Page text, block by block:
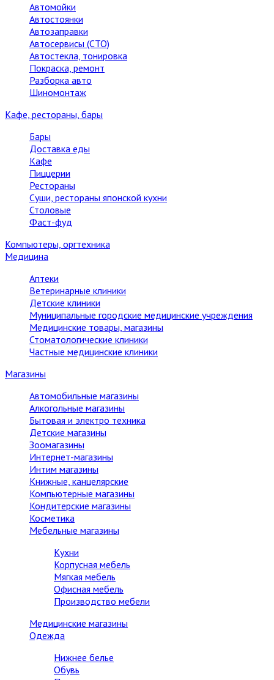
Автомойки
Автостоянки
Автозаправки
Автосервисы (СТО)
Автостекла, тонировка
Покраска, ремонт
Разборка авто
Шиномонтаж
Кафе, рестораны, бары
Бары
Доставка еды
Кафе
Пиццерии
Рестораны
Суши, рестораны японской кухни
Столовые
Фаст-фуд
Компьютеры, оргтехника
Медицина
Аптеки
Ветеринарные клиники
Детские клиники
Муниципальные городские медицинские учреждения
Медицинские товары, магазины
Стоматологические клиники
Частные медицинские клиники
Магазины
Автомобильные магазины
Алкогольные магазины
Бытовая и электро техника
Детские магазины
Зоомагазины
Интернет-магазины
Интим магазины
Книжные, канцелярские
Компьютерные магазины
Кондитерские магазины
Косметика
Мебельные магазины
Кухни
Корпусная мебель
Мягкая мебель
Офисная мебель
Производство мебели
Медицинские магазины
Одежда
Нижнее белье
Обувь